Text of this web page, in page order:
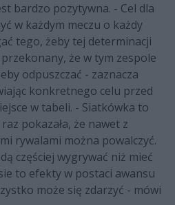
bardzo pozytywna. - Cel dla
w każdym meczu o każdy
tego, żeby tej determinacji
że w tym zespole
odpuszczać - zaznacza
konkretnego celu przed
w tabeli. - Siatkówka to
pokazała, że nawet z
rywalami można powalczyć.
częściej wygrywać niż mieć
to efekty w postaci awansu
może się zdarzyć - mówi